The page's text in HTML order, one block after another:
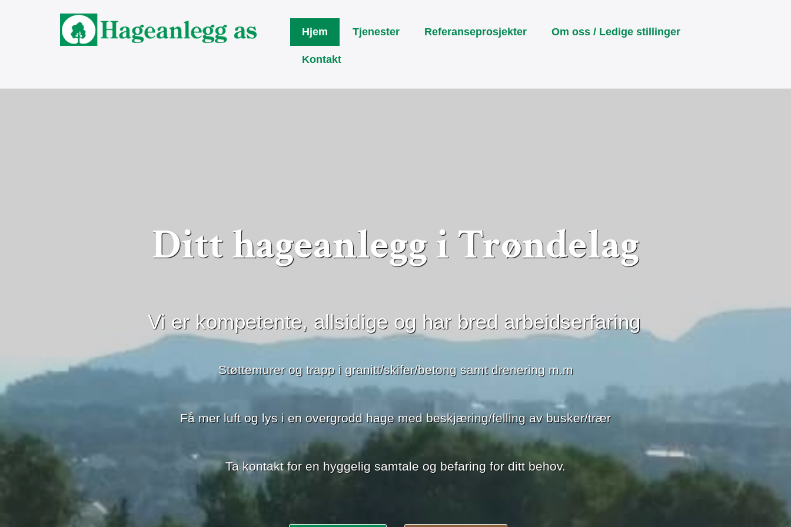
Hjem Tjenester Referanseprosjekter Om oss / Ledige stillinger
Kontakt
Ditt hageanlegg i Trøndelag
Vi er kompetente, allsidige og har bred arbeidserfaring
Støttemurer og trapp i granitt/skifer/betong samt drenering m.m
Få mer luft og lys i en overgrodd hage med beskjæring/felling av busker/trær
Ta kontakt for en hyggelig samtale og befaring for ditt behov.